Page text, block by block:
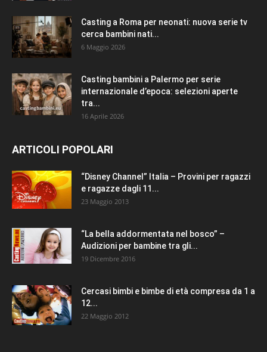
Casting a Roma per neonati: nuova serie tv
cerca bambini nati...
6 Maggio 2026
Casting bambini a Palermo per serie
internazionale d’epoca: selezioni aperte
tra...
16 Aprile 2026
ARTICOLI POPOLARI
“Disney Channel” Italia – Provini per ragazzi
e ragazze dagli 11...
23 Maggio 2013
“La bella addormentata nel bosco” –
Audizioni per bambine tra gli...
19 Dicembre 2016
Cercasi bimbi e bimbe di età compresa da 1 a
12...
22 Maggio 2012